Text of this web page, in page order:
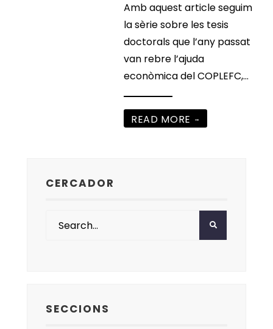
Amb aquest article seguim
la sèrie sobre les tesis
doctorals que l’any passat
van rebre l’ajuda
econòmica del COPLEFC,...
READ MORE →
CERCADOR
SECCIONS